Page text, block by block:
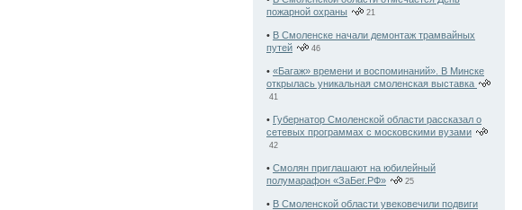
пожарной охраны
21
• В Смоленске начали демонтаж трамвайных
путей
46
• «Багаж» времени и воспоминаний». В Минске
открылась уникальная смоленская выставка
41
• Губернатор Смоленской области рассказал о
сетевых программах с московскими вузами
42
• Смолян приглашают на юбилейный
полумарафон «ЗаБег.РФ»
25
• В Смоленской области увековечили подвиги